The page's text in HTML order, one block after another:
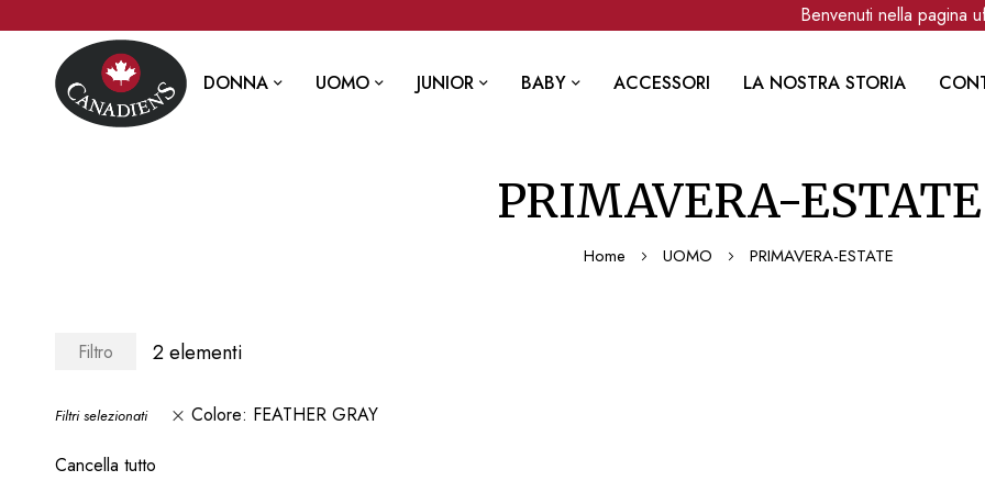
Benvenuti nella pagina
DONNA UOMO JUNIOR BABY ACCESSORI LA NOSTRA STORIA
PRIMAVERA-ESTATE
Home UOMO PRIMAVERA-ESTATE
Filtri selezionati Colore FEATHER GRAY
Cancella tutto
Filtro 2elementi